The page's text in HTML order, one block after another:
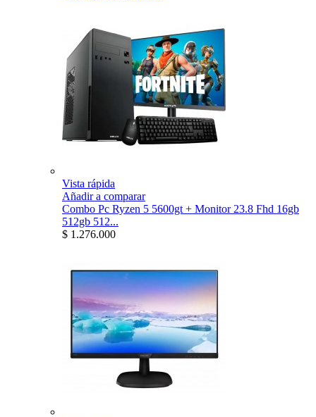
Vista rápida
Añadir a comparar
Combo Pc Ryzen 5 5600gt + Monitor 23.8 Fhd 16gb
512gb 512...
$ 1.276.000